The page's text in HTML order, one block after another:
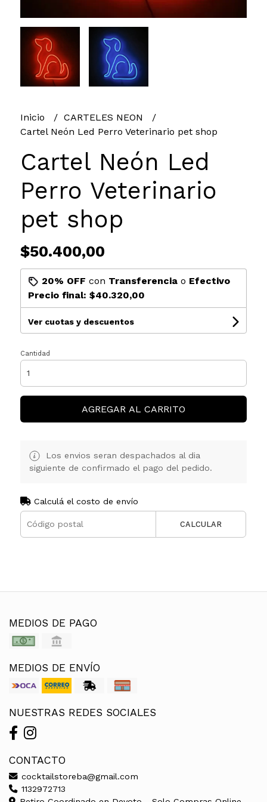
Inicio
CARTELES NEON
Cartel Neón Led Perro Veterinario pet shop
Cartel Neón Led
Perro Veterinario
pet shop
$50.400,00
20% OFF con Transferenciao Efectivo
Precio final: $40.320,00
Ver cuotas y descuentos
Cantidad
AGREGAR AL CARRITO
Los envios seran despachados al dia
siguiente de confirmado el pago del pedido.
Calculá el costo de envío
CALCULAR
MEDIOS DE PAGO
MEDIOS DE ENVÍO
NUESTRAS REDES SOCIALES
CONTACTO
cocktailstoreba@gmail.com
1132972713